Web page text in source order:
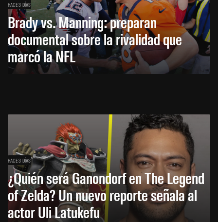
HACE 3 DÍAS
Brady vs. Manning: preparan
documental sobre la rivalidad que
marcó la NFL
HACE 3 DÍAS
¿Quién será Ganondorf en The Legend
of Zelda? Un nuevo reporte señala al
actor Uli Latukefu